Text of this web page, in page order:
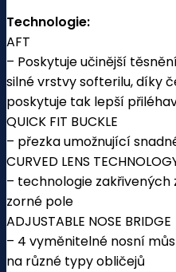
Technologie:
AFT
– Poskytuje učinější
silné vrstvy softerilu, díky
poskytuje tak lepší
QUICK FIT BUCKLE
– přezka umožnující
CURVED LENS
– technologie zakřivených
zorné pole
ADJUSTABLE NOSE BRIDGE
– 4 vyměnitelné nosní
na různé typy obličejů